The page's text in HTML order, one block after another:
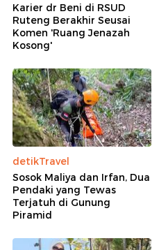
Karier dr Beni di RSUD
Ruteng Berakhir Seusai
Komen 'Ruang Jenazah
Kosong'
detikTravel
Sosok Maliya dan Irfan, Dua
Pendaki yang Tewas
Terjatuh di Gunung
Piramid